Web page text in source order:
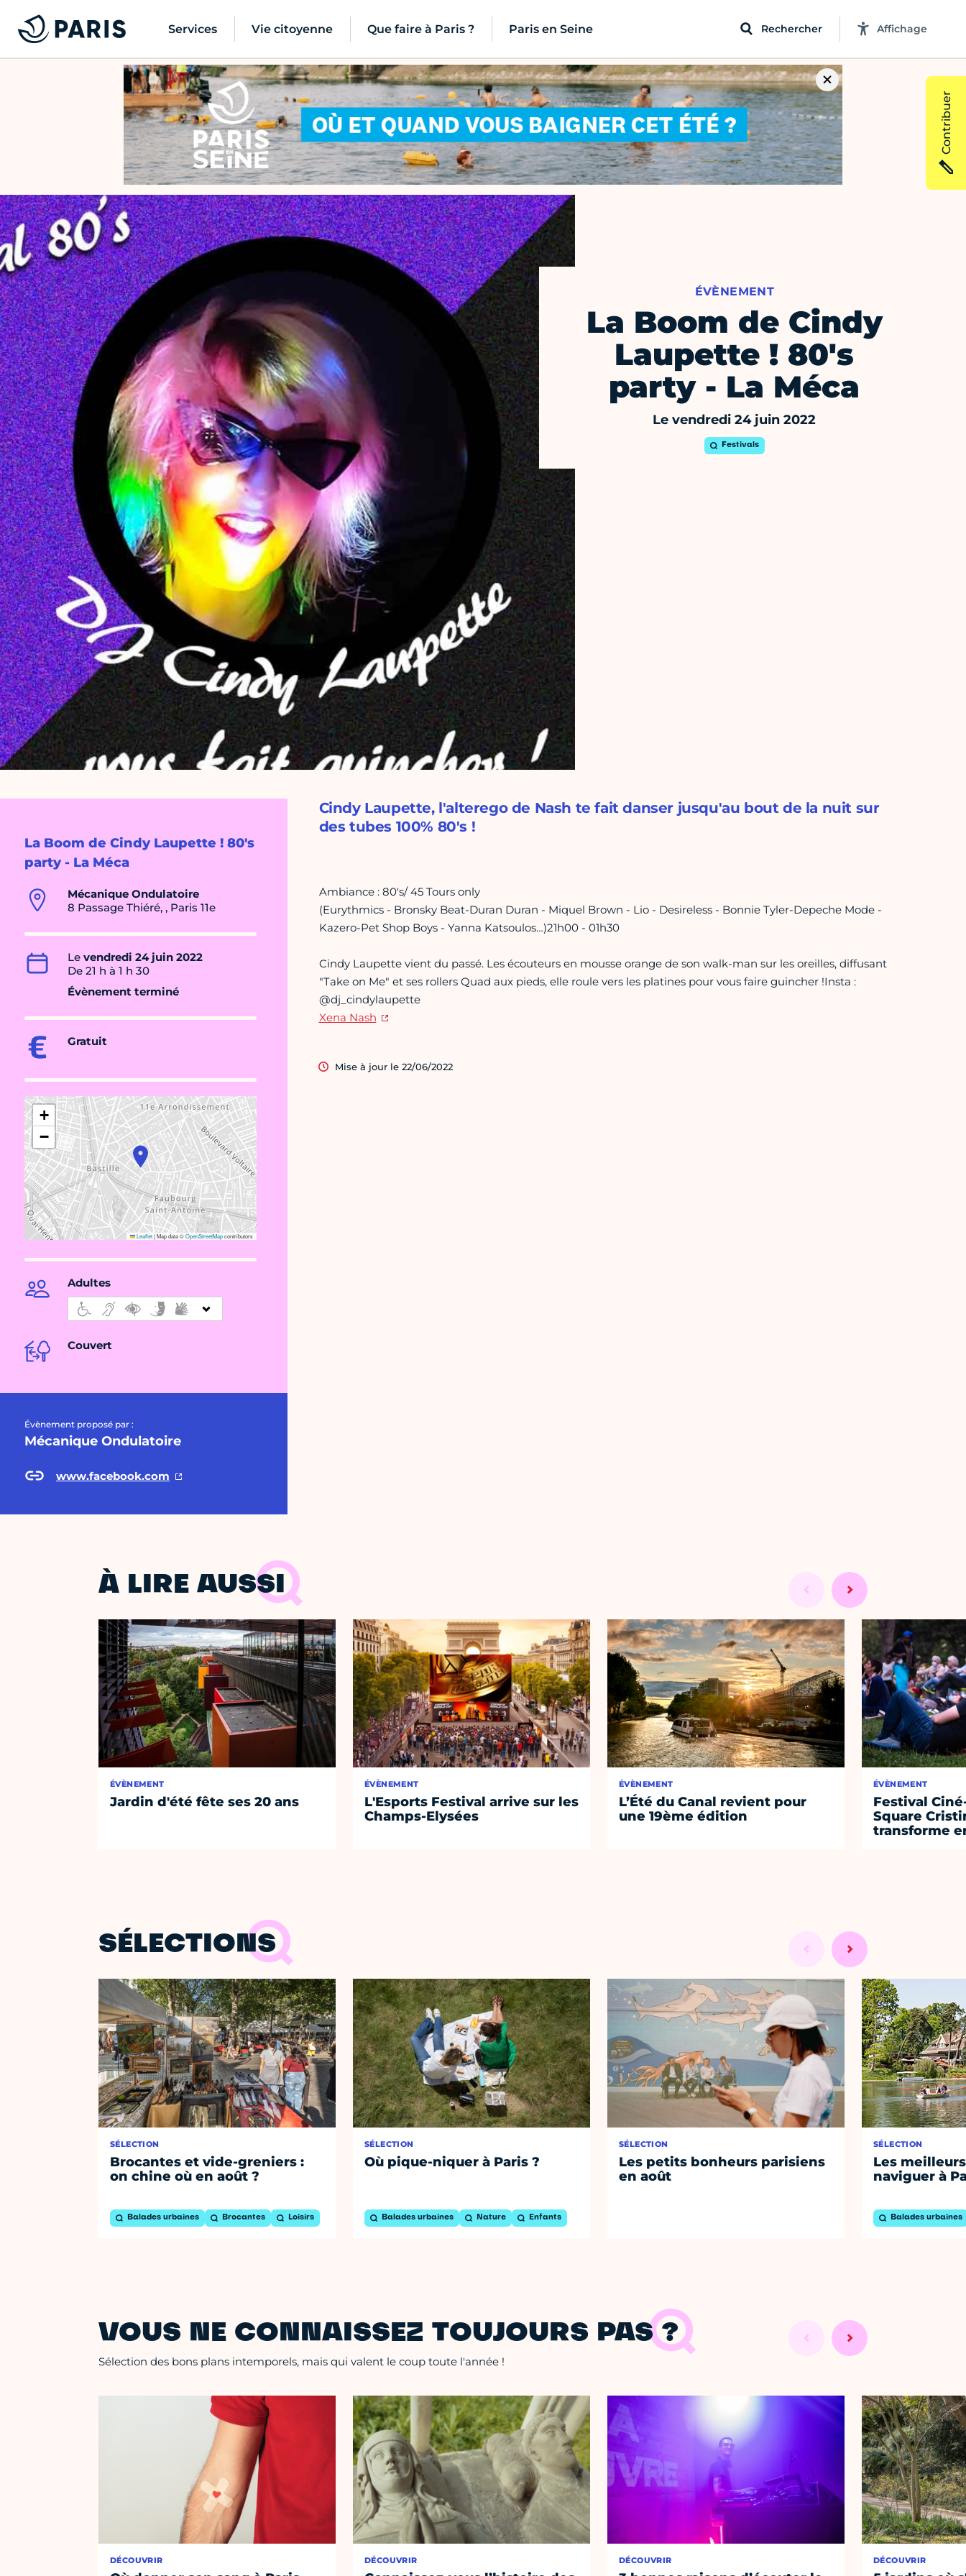
Services Vie citoyenne Que faire à Paris ? Paris en Seine Rechercher Affichage
ÉVÈNEMENT
La Boom de Cindy
Laupette ! 80's
party - La Méca
Le vendredi 24 juin 2022
Festivals
La Boom de Cindy Laupette ! 80's
party - La Méca
Mécanique Ondulatoire
8 Passage Thiéré, , Paris 11e
Le vendredi 24 juin 2022
De 21 h à 1 h 30
Évènement terminé
Gratuit
+
−
Leaflet|Map data ©OpenStreetMapcontributors
Adultes
Couvert
Évènement proposé par :
Mécanique Ondulatoire
www.facebook.com
Cindy Laupette, l'alterego de Nash te fait danser jusqu'au bout de la nuit sur
des tubes 100% 80's !
Ambiance : 80's/ 45 Tours only
(Eurythmics - Bronsky Beat-Duran Duran - Miquel Brown - Lio - Desireless - Bonnie Tyler-Depeche Mode -
Kazero-Pet Shop Boys - Yanna Katsoulos…)21h00 - 01h30
Cindy Laupette vient du passé. Les écouteurs en mousse orange de son walk-man sur les oreilles, diffusant
"Take on Me" et ses rollers Quad aux pieds, elle roule vers les platines pour vous faire guincher !Insta :
@dj_cindylaupette
Xena Nash
Mise à jour le 22/06/2022
À LIRE AUSSI
ÉVÈNEMENT
Jardin d'été fête ses 20 ans
ÉVÈNEMENT
L'Esports Festival arrive sur les
Champs-Elysées
ÉVÈNEMENT
L’Été du Canal revient pour
une 19ème édition
ÉVÈNEMENT
Festival
Square
transforme
SÉLECTIONS
SÉLECTION
Brocantes et vide-greniers :
on chine où en août ?
Balades urbaines Brocantes Loisirs
SÉLECTION
Où pique-niquer à Paris ?
Balades urbaines Nature Enfants
SÉLECTION
Les petits bonheurs parisiens
en août
SÉLECTION
Les
naviguer à
Balades urbaines
VOUS NE CONNAISSEZ TOUJOURS PAS ?
Sélection des bons plans intemporels, mais qui valent le coup toute l'année !
DÉCOUVRIR DÉCOUVRIR DÉCOUVRIR DÉCOUVRIR
Contribuer